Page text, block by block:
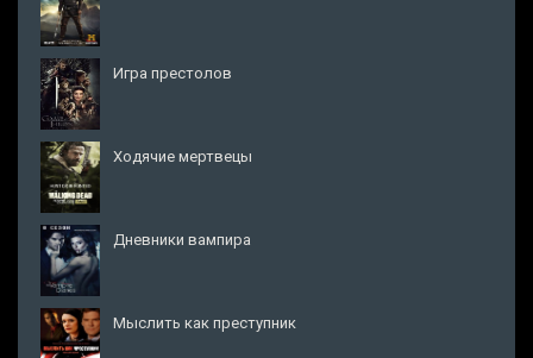
Игра престолов
Ходячие мертвецы
Дневники вампира
Мыслить как преступник